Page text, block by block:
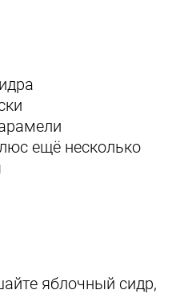
ещё несколько
яблочный сидр,